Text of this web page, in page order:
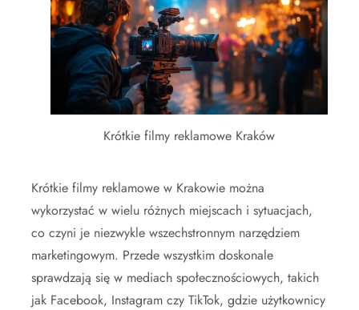
Krótkie filmy reklamowe Kraków
Krótkie filmy reklamowe w Krakowie można
wykorzystać w wielu różnych miejscach i sytuacjach,
co czyni je niezwykle wszechstronnym narzędziem
marketingowym. Przede wszystkim doskonale
sprawdzają się w mediach społecznościowych, takich
jak Facebook, Instagram czy TikTok, gdzie użytkownicy